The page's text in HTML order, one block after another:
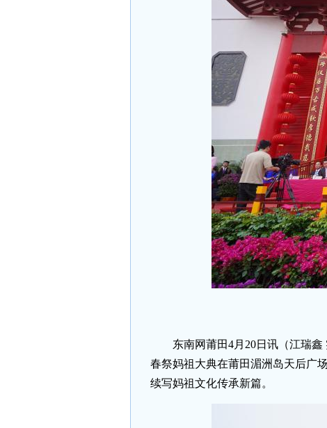
东南网莆田4月20日讯（江瑞
春祭妈祖大典在莆田湄洲岛天后广
续写妈祖文化传承新篇。